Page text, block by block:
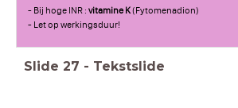
- Bij hoge INR : vitamine K(Fytomenadion)
- Let op werkingsduur!
Slide 27 - Tekstslide